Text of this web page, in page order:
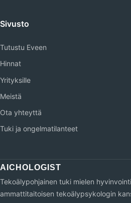
Sivusto
Tutustu Eveen
Hinnat
Yrityksille
Meistä
Ota yhteyttä
Tuki ja ongelmatilanteet
Tekoälypohjainen tuki mielen
ammattitaitoisen tekoälypsykologin